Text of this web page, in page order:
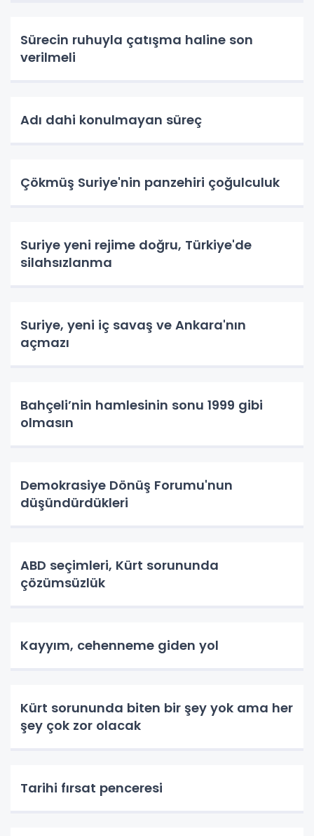
Sürecin ruhuyla çatışma haline son
verilmeli
Adı dahi konulmayan süreç
Çökmüş Suriye'nin panzehiri çoğulculuk
Suriye yeni rejime doğru, Türkiye'de
silahsızlanma
Suriye, yeni iç savaş ve Ankara'nın
açmazı
Bahçeli’nin hamlesinin sonu 1999 gibi
olmasın
Demokrasiye Dönüş Forumu'nun
düşündürdükleri
ABD seçimleri, Kürt sorununda
çözümsüzlük
Kayyım, cehenneme giden yol
Kürt sorununda biten bir şey yok ama her
şey çok zor olacak
Tarihi fırsat penceresi